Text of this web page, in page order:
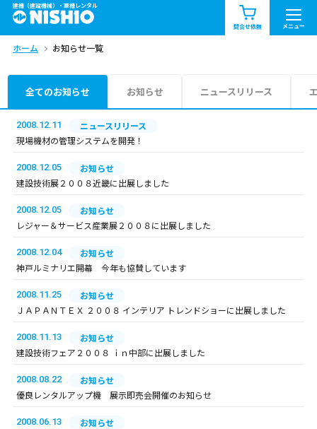
建機（建設機械）・重機レンタル
問合せ依頼 メニュー
商品一覧 お知らせ一覧
問合せ依頼リスト
エリア情報を見る
ホーム お知らせ一覧
全てのお知らせ お知らせ ニュースリリース
2008.12.11
ニュースリリース
現場機材の管理システムを開発！
2008.12.05
お知らせ
建設技術展２００８近畿に出展しました
2008.12.05
お知らせ
レジャー＆サービス産業展２００８に出展しました
2008.12.04
お知らせ
神戸ルミナリエ開幕 今年も協賛しています
2008.11.25
お知らせ
ＪＡＰＡＮＴＥＸ ２００８ インテリア トレンドショーに出展しました
2008.11.13
お知らせ
建設技術フェア２００８ ｉｎ中部に出展しました
2008.08.22
お知らせ
優良レンタルアップ機 展示即売会開催のお知らせ
2008.06.13
お知らせ